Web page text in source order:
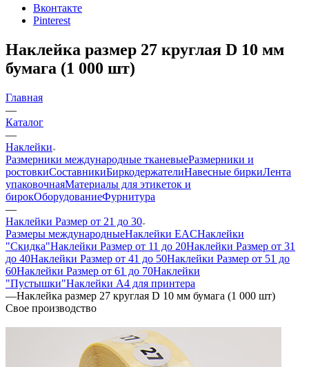
Вконтакте
Pinterest
Наклейка размер 27 круглая D 10 мм
бумага (1 000 шт)
Главная
—
Каталог
—
Наклейки
Размерники международные тканевыеРазмерники и
ростовкиСоставникиБиркодержателиНавесные биркиЛента
упаковочнаяМатериалы для этикеток и
бирокОборудованиеФурнитура
—
Наклейки Размер от 21 до 30
Размеры международныеНаклейки EACНаклейки
"Скидка"Наклейки Размер от 11 до 20Наклейки Размер от 31
до 40Наклейки Размер от 41 до 50Наклейки Размер от 51 до
60Наклейки Размер от 61 до 70Наклейки
"Пустышки"Наклейки А4 для принтера
—Наклейка размер 27 круглая D 10 мм бумага (1 000 шт)
Свое производство